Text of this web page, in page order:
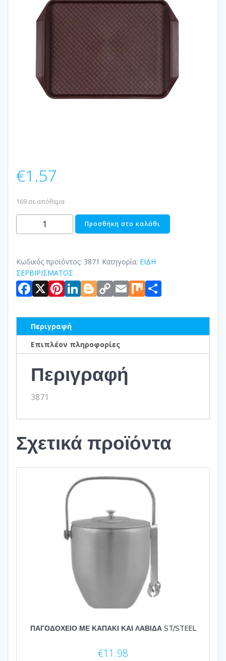
€1.57
169 σε απόθεμα
ΔΙΣΚΟΣ
ΣΕΡΒΙΡΙΣΜΑΤΟΣ
ποσότητα
Προσθήκη στο καλάθι
Κωδικός προϊόντος: 3871 Κατηγορία: ΕΙΔΗ
ΣΕΡΒΙΡΙΣΜΑΤΟΣ
Facebook
X Pinterest
LinkedIn
Blogger
Copy
Link
Email
Mix
Περιγραφή
Επιπλέον πληροφορίες
Περιγραφή
3871
Σχετικά προϊόντα
ΠΑΓΟΔΟΧΕΙΟ ΜΕ ΚΑΠΑΚΙ ΚΑΙ ΛΑΒΙΔΑ ST/STEEL
€11.98